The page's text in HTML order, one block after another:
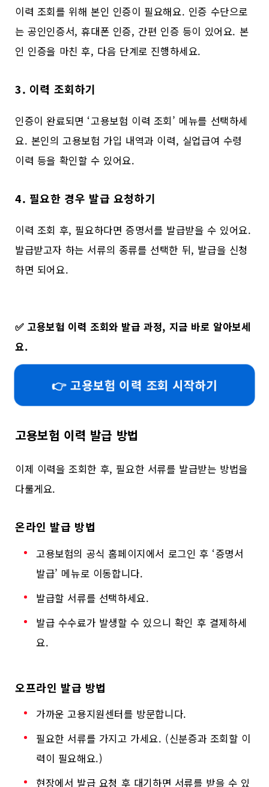
이력 조회를 위해 본인 인증이 필요해요. 인증 수단으로
는 공인인증서, 휴대폰 인증, 간편 인증 등이 있어요. 본
인 인증을 마친 후, 다음 단계로 진행하세요.
3. 이력 조회하기
인증이 완료되면 ‘고용보험 이력 조회’ 메뉴를 선택하세
요. 본인의 고용보험 가입 내역과 이력, 실업급여 수령
이력 등을 확인할 수 있어요.
4. 필요한 경우 발급 요청하기
이력 조회 후, 필요하다면 증명서를 발급받을 수 있어요.
발급받고자 하는 서류의 종류를 선택한 뒤, 발급을 신청
하면 되어요.
✅ 고용보험 이력 조회와 발급 과정, 지금 바로 알아보세
요.
👉 고용보험 이력 조회 시작하기
고용보험 이력 발급 방법
이제 이력을 조회한 후, 필요한 서류를 발급받는 방법을
다룰게요.
온라인 발급 방법
고용보험의 공식 홈페이지에서 로그인 후 ‘증명서
발급’ 메뉴로 이동합니다.
발급할 서류를 선택하세요.
발급 수수료가 발생할 수 있으니 확인 후 결제하세
요.
오프라인 발급 방법
가까운 고용지원센터를 방문합니다.
필요한 서류를 가지고 가세요. (신분증과 조회할 이
력이 필요해요.)
현장에서 발급 요청 후 대기하면 서류를 받을 수 있